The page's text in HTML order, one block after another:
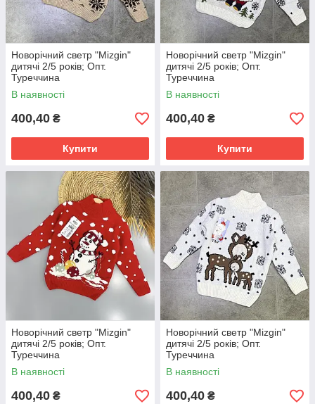
Новорічний светр "Mizgin"
дитячі 2/5 років; Опт.
Туреччина
В наявності
400,40 ₴
Купити
Новорічний светр "Mizgin"
дитячі 2/5 років; Опт.
Туреччина
В наявності
400,40 ₴
Купити
Новорічний светр "Mizgin"
дитячі 2/5 років; Опт.
Туреччина
В наявності
400,40 ₴
Новорічний светр "Mizgin"
дитячі 2/5 років; Опт.
Туреччина
В наявності
400,40 ₴